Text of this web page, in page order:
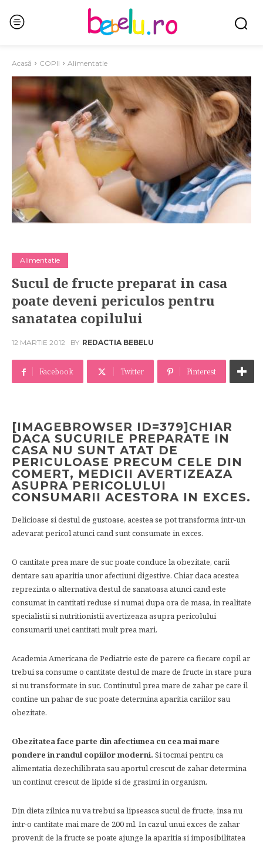
Acasă COPII Alimentatie
Alimentatie
Sucul de fructe preparat in casa
poate deveni periculos pentru
sanatatea copilului
12 MARTIE 2012 BY REDACTIA BEBELU
Facebook Twitter Pinterest
[IMAGEBROWSER ID=379]CHIAR
DACA SUCURILE PREPARATE IN
CASA NU SUNT ATAT DE
PERICULOASE PRECUM CELE DIN
COMERT, MEDICII AVERTIZEAZA
ASUPRA PERICOLULUI
CONSUMARII ACESTORA IN EXCES.
Delicioase si destul de gustoase, acestea se pot transforma intr-un
adevarat pericol atunci cand sunt consumate in exces.
O cantitate prea mare de suc poate conduce la obezitate, carii
dentare sau aparitia unor afectiuni digestive. Chiar daca acestea
reprezinta o alternativa destul de sanatoasa atunci cand este
consumat in cantitati reduse si numai dupa ora de masa, in realitate
specialistii si nutritionistii avertizeaza asupra pericolului
consumarii unei cantitati mult prea mari.
Academia Americana de Pediatrie este de parere ca fiecare copil ar
trebui sa consume o cantitate destul de mare de fructe in stare pura
si nu transformate in suc. Continutul prea mare de zahar pe care il
contine un pahar de suc poate determina aparitia cariilor sau
obezitate.
Obezitatea face parte din afectiunea cu cea mai mare
pondere in randul copiilor moderni. Si tocmai pentru ca
alimentatia dezechilibrata sau aportul crescut de zahar determina
un continut crescut de lipide si de grasimi in organism.
Din dieta zilnica nu va trebui sa lipseasca sucul de fructe, insa nu
intr-o cantitate mai mare de 200 ml. In cazul unui exces de zahar
provenit de la fructe se poate ajunge la aparitia si imposibilitatea